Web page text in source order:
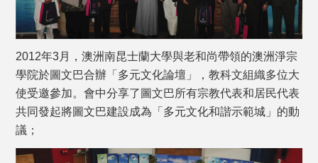
2012年3月，澳洲南昆士蘭大學與老和尚帶領的澳洲淨宗
學院於圖文巴合辦「多元文化論壇」，教科文組織多位大
使受邀參加。會中分享了圖文巴所有宗教代表和居民代表
共同發起將圖文巴建設成為「多元文化和諧示範城」的動
議；